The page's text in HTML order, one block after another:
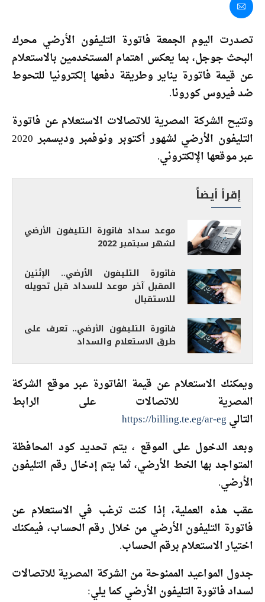
تصدرت اليوم الجمعة فاتورة التليفون الأرضي محرك
البحث جوجل، بما يعكس اهتمام المستخدمين بالاستعلام
عن قيمة فاتورة يناير وطريقة دفعها إلكترونيا للتحوط
ضد فيروس كورونا.
وتتيح الشركة المصرية للاتصالات الاستعلام عن فاتورة
التليفون الأرضي لشهور أكتوبر ونوفمبر وديسمبر 2020
عبر موقعها الإلكتروني.
إقرأ أيضاً
موعد سداد فاتورة التليفون الأرضي
لشهر سبتمبر 2022
فاتورة التليفون الأرضي.. الإثنين
المقبل آخر موعد للسداد قبل تحويله
للاستقبال
فاتورة التليفون الأرضي.. تعرف على
طرق الاستعلام والسداد
ويمكنك الاستعلام عن قيمة الفاتورة عبر موقع الشركة
المصرية للاتصالات على الرابط
التاليhttps://billing.te.eg/ar-eg
وبعد الدخول على الموقع ، يتم تحديد كود المحافظة
المتواجد بها الخط الأرضي، ثما يتم إدخال رقم التليفون
الأرضي.
عقب هذه العملية، إذا كنت ترغب في الاستعلام عن
فاتورة التليفون الأرضي من خلال رقم الحساب، فيمكنك
اختيار الاستعلام برقم الحساب.
جدول المواعيد الممنوحة من الشركة المصرية للاتصالات
لسداد فاتورة التليفون الأرضي كما يلي: